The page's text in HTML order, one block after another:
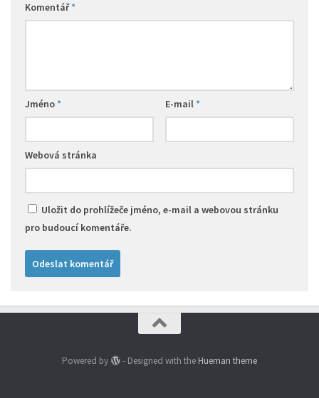
Komentář*
Jméno* E-mail*
Webová stránka
Uložit do prohlížeče jméno, e-mail a webovou stránku
pro budoucí komentáře.
Powered by - Designed with the Hueman theme